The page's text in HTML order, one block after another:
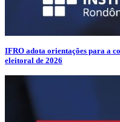
IFRO adota orientações para a
eleitoral de 2026